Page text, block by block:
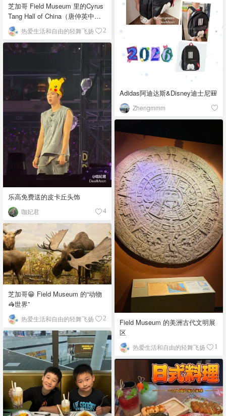
Adidas阿迪达斯&Disney迪士尼🎒
Zhengmmm
芝加哥 Field Museum 里的Cyrus
Tang Hall of China（唐仲英中国
馆） 热爱生活和自由的轻舞飞扬 2
乐高免费送的皮卡丘头饰
咖妃君 4
Field Museum 的美洲古代文明展
区
热爱生活和自由的轻舞飞扬 1
芝加哥😁 Field Museum 的“动物
🦓世界”
热爱生活和自由的轻舞飞扬 2